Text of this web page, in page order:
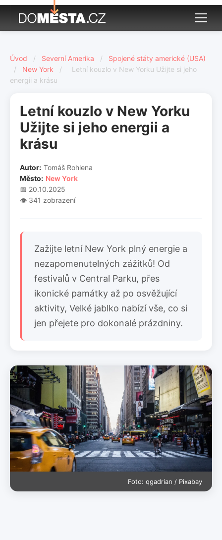
Úvod / Severní Amerika /
Spojené státy americké (USA)
/
New York /
Letní kouzlo v New Yorku Užijte si jeho
energii a krásu
Letní kouzlo v New Yorku
Užijte si jeho energii a
krásu
Autor: Tomáš Rohlena
Město: New York
📅 20.10.2025
👁️ 341 zobrazení
Zažijte letní New York plný energie a
nezapomenutelných zážitků! Od
festivalů v Central Parku, přes
ikonické památky až po osvěžující
aktivity, Velké jablko nabízí vše, co si
jen přejete pro dokonalé prázdniny.
Foto: qgadrian / Pixabay